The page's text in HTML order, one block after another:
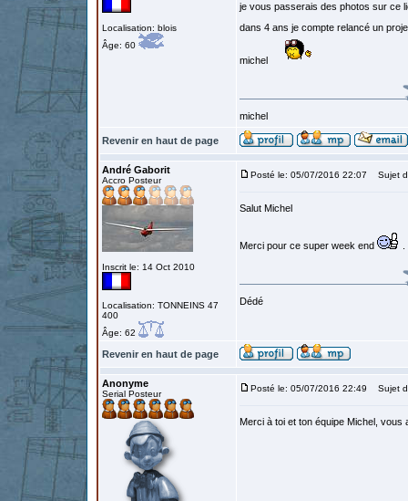
Localisation: blois
Âge: 60
je vous passerais des photos sur ce
dans 4 ans je compte relancé un
michel
michel
Revenir en haut de page
André Gaborit
Accro Posteur
Inscrit le: 14 Oct 2010
Localisation: TONNEINS 47
400
Âge: 62
Posté le: 05/07/2016 22:07 Sujet
Salut Michel
Merci pour ce super week end
Dédé
Revenir en haut de page
Anonyme
Serial Posteur
Posté le: 05/07/2016 22:49 Sujet
Merci à toi et ton équipe Michel,